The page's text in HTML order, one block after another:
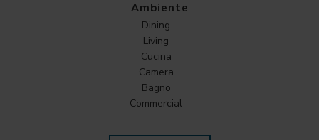
Ambiente
Dining
Living
Cucina
Camera
Bagno
Commercial